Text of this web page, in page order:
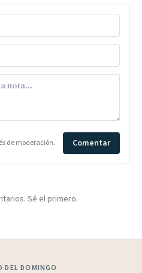
de moderación. Comentar
Sé el primero.
DEL DOMINGO